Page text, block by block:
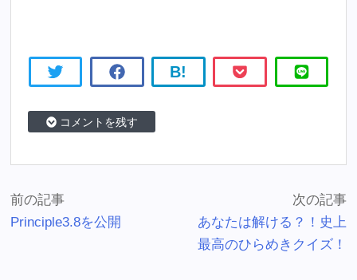
B!
コメントを残す
前の記事
Principle3.8を公開
次の記事
あなたは解ける？！史上
最高のひらめきクイズ！